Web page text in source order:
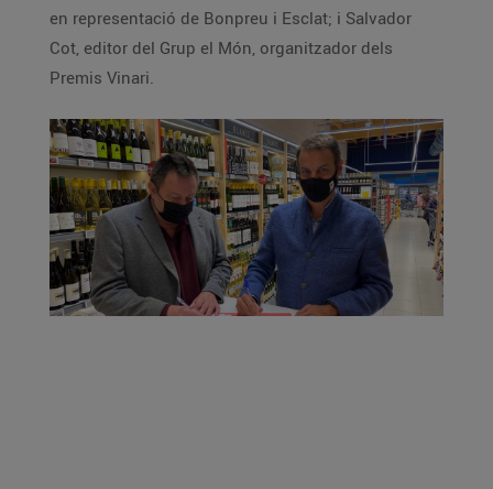
en representació de Bonpreu i Esclat; i Salvador
Cot, editor del Grup el Món, organitzador dels
Premis Vinari.